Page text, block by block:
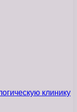
клинику